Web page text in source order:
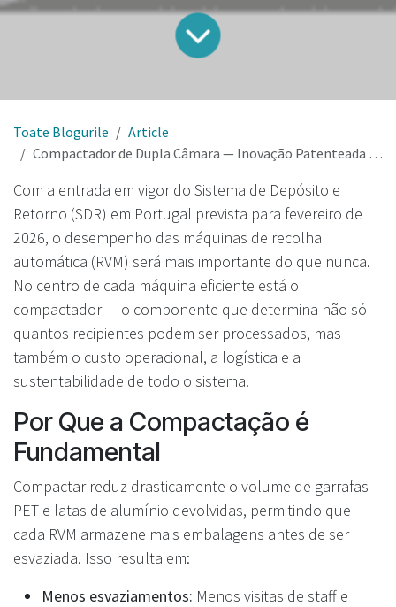
Toate Blogurile
Article
Compactador de Dupla Câmara — Inovação Patenteada para um SDR Eficiente e de Baixo Custo em Portugal
Com a entrada em vigor do Sistema de Depósito e
Retorno (SDR) em Portugal prevista para fevereiro de
2026, o desempenho das máquinas de recolha
automática (RVM) será mais importante do que nunca.
No centro de cada máquina eficiente está o
compactador — o componente que determina não só
quantos recipientes podem ser processados, mas
também o custo operacional, a logística e a
sustentabilidade de todo o sistema.
Por Que a Compactação é
Fundamental
Compactar reduz drasticamente o volume de garrafas
PET e latas de alumínio devolvidas, permitindo que
cada RVM armazene mais embalagens antes de ser
esvaziada. Isso resulta em:
Menos esvaziamentos: Menos visitas de staff e